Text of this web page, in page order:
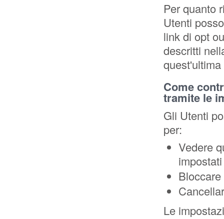
Per quanto
Utenti
link di opt
descritti
Come
tramite le
Gli Utenti
per:
Vedere
Le